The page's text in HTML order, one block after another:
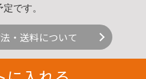
です。
・送料について